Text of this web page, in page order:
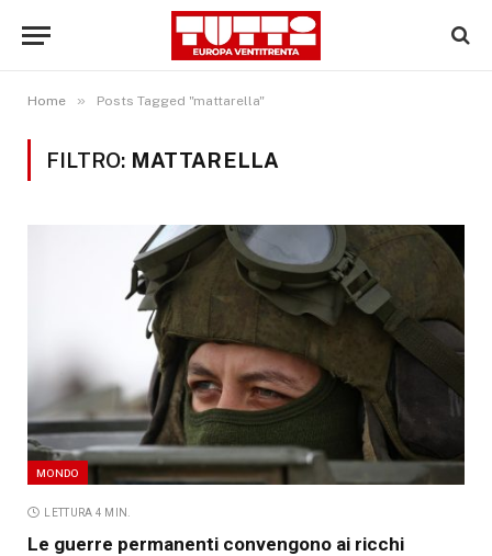
Home » Posts Tagged "mattarella"
FILTRO: MATTARELLA
MONDO
LETTURA 4 MIN.
Le guerre permanenti convengono ai ricchi